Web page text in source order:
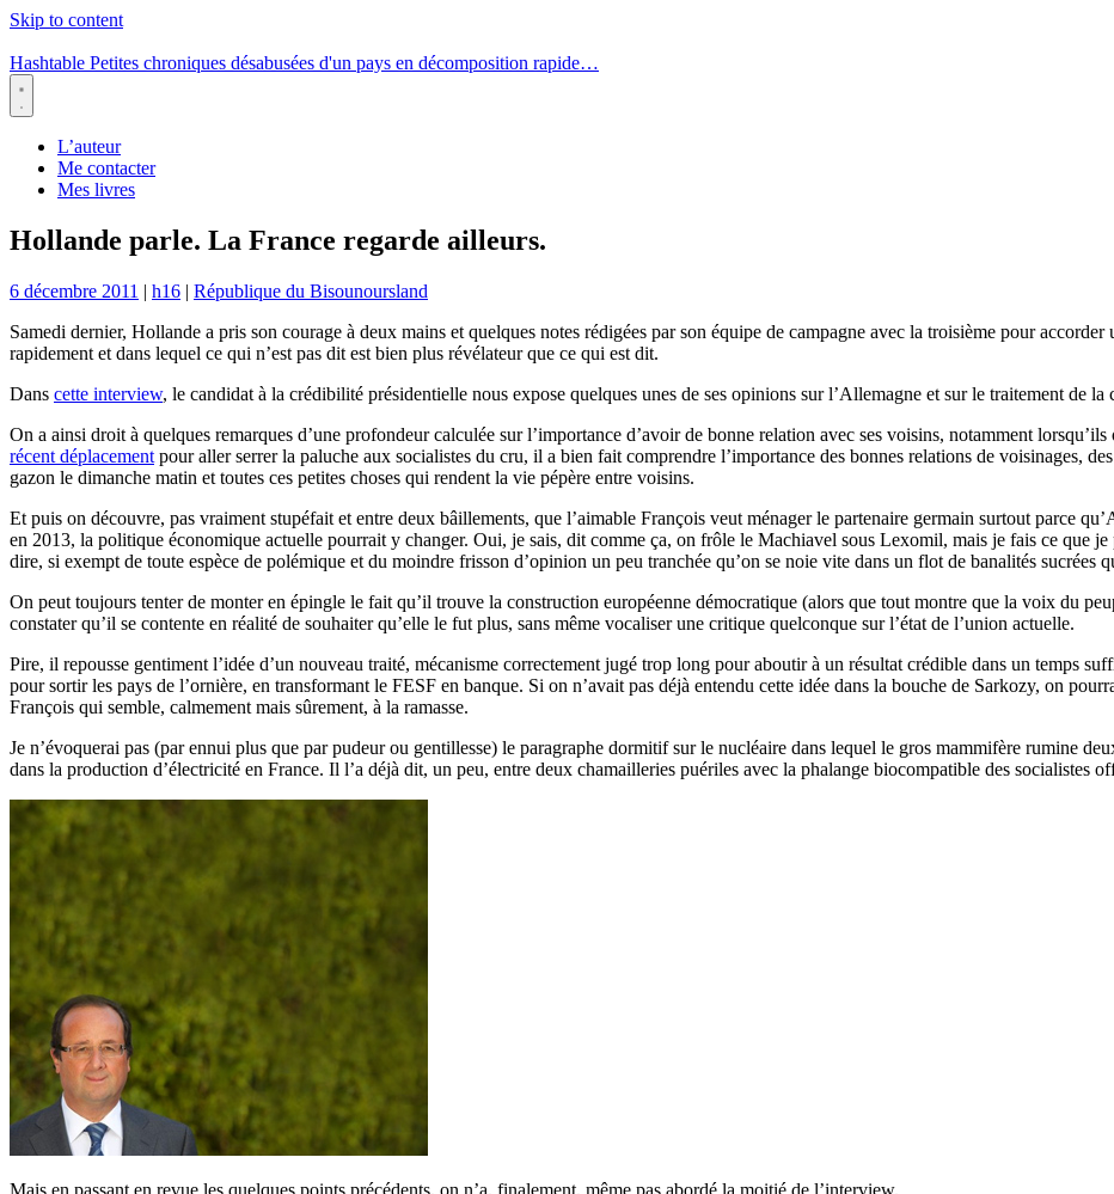
Skip to content
Hashtable Petites chroniques désabusées d'un pays en décomposition rapide…
Menu
L’auteur
Me contacter
Mes livres
Hollande parle. La France regarde ailleurs.
6 décembre 2011 | h16 | République du Bisounoursland
Samedi dernier, Hollande a pris son courage à deux mains et quelques notes rédigées par son équipe de campagne avec la troisième pour
rapidement et dans lequel ce qui n’est pas dit est bien plus révélateur que ce qui est dit.
Dans cette interview, le candidat à la crédibilité présidentielle nous expose quelques unes de ses opinions sur l’Allemagne et sur le traitement de la
On a ainsi droit à quelques remarques d’une profondeur calculée sur l’importance d’avoir de bonne relation avec ses voisins, notamment
récent déplacement pour aller serrer la paluche aux socialistes du cru, il a bien fait comprendre l’importance des bonnes relations de voisinages,
gazon le dimanche matin et toutes ces petites choses qui rendent la vie pépère entre voisins.
Et puis on découvre, pas vraiment stupéfait et entre deux bâillements, que l’aimable François veut ménager le partenaire germain surtout parce
en 2013, la politique économique actuelle pourrait y changer. Oui, je sais, dit comme ça, on frôle le Machiavel sous Lexomil, mais je fais ce que
dire, si exempt de toute espèce de polémique et du moindre frisson d’opinion un peu tranchée qu’on se noie vite dans un flot de banalités sucrées
On peut toujours tenter de monter en épingle le fait qu’il trouve la construction européenne démocratique (alors que tout montre que la voix du
constater qu’il se contente en réalité de souhaiter qu’elle le fut plus, sans même vocaliser une critique quelconque sur l’état de l’union actuelle.
Pire, il repousse gentiment l’idée d’un nouveau traité, mécanisme correctement jugé trop long pour aboutir à un résultat crédible dans un temps
pour sortir les pays de l’ornière, en transformant le FESF en banque. Si on n’avait pas déjà entendu cette idée dans la bouche de Sarkozy, on
François qui semble, calmement mais sûrement, à la ramasse.
Je n’évoquerai pas (par ennui plus que par pudeur ou gentillesse) le paragraphe dormitif sur le nucléaire dans lequel le gros mammifère rumine
dans la production d’électricité en France. Il l’a déjà dit, un peu, entre deux chamailleries puériles avec la phalange biocompatible des socialistes
Mais en passant en revue les quelques points précédents, on n’a, finalement, même pas abordé la moitié de l’interview.